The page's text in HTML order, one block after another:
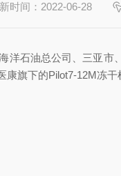
时间：2022-06-28
石油总公司、三亚
旗下的Pilot7-12M冻